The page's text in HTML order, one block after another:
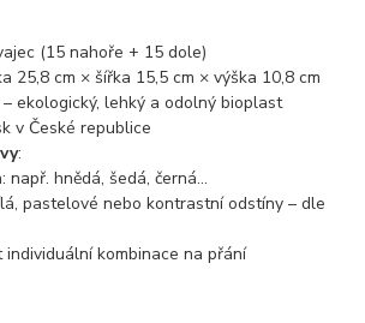
(15 nahoře + 15 dole)
25,8 cm × šířka 15,5 cm × výška 10,8 cm
– ekologický, lehký a odolný bioplast
v České republice
:
např. hnědá, šedá, černá...
pastelové nebo kontrastní odstíny – dle
individuální kombinace na přání